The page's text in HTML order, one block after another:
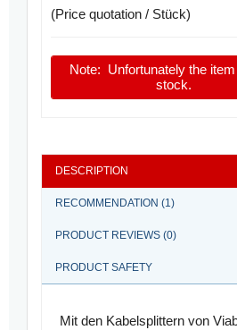
(Price quotation / Stück)
Note: Unfortunately the
stock.
DESCRIPTION
RECOMMENDATION (1)
PRODUCT REVIEWS (0)
PRODUCT SAFETY
Mit den Kabelsplittern von